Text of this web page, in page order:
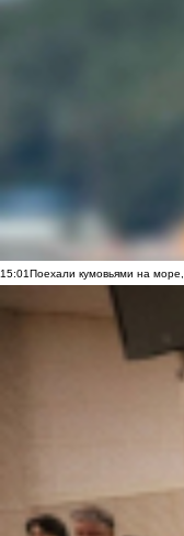
15:01Поехали кумовьями на